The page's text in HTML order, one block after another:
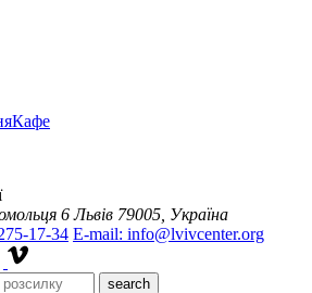
Кафе
6 Львів 79005, Україна
17-34 E-mail: info@lvivcenter.org
search